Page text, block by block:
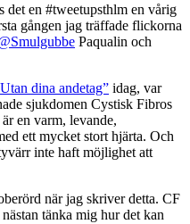
det en #tweetupsthlm en vårig
gången jag träffade flickorna
Paqualin och
dina andetag” idag, var
sjukdomen Cystisk Fibros
en varm, levande,
ett mycket stort hjärta. Och
inte haft möjlighet att
när jag skriver detta. CF
tänka mig hur det kan